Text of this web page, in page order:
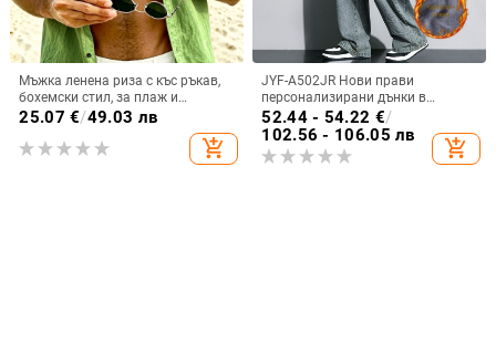
Мъжка ленена риза с къс ръкав,
бохемски стил, за плаж и
ваканционен отдих на открито
25.07 €/49.03 лв
add_shopping_cart
JYF-A502JR Нови прави
персонализирани дънки в
американски стил, ретро, за
отслабване, плюс размер, с
поларена подплата, удебелени
52.44 - 54.22 €/
102.56 - 106.05 лв
add_shopping_cart